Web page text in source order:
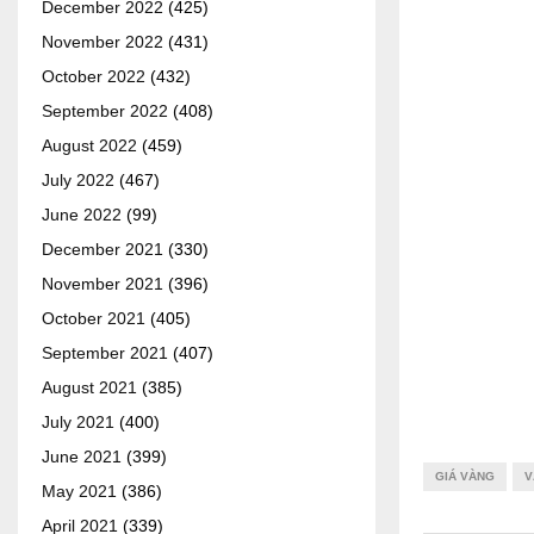
GIÁ VÀNG
December 2022 (425)
November 2022 (431)
October 2022 (432)
September 2022 (408)
August 2022 (459)
July 2022 (467)
June 2022 (99)
December 2021 (330)
November 2021 (396)
October 2021 (405)
September 2021 (407)
August 2021 (385)
July 2021 (400)
June 2021 (399)
May 2021 (386)
April 2021 (339)